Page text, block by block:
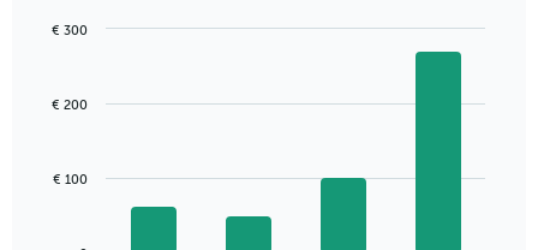
Das
X-
die
Wochentage
Das
€ 100
€ 200
€ 300